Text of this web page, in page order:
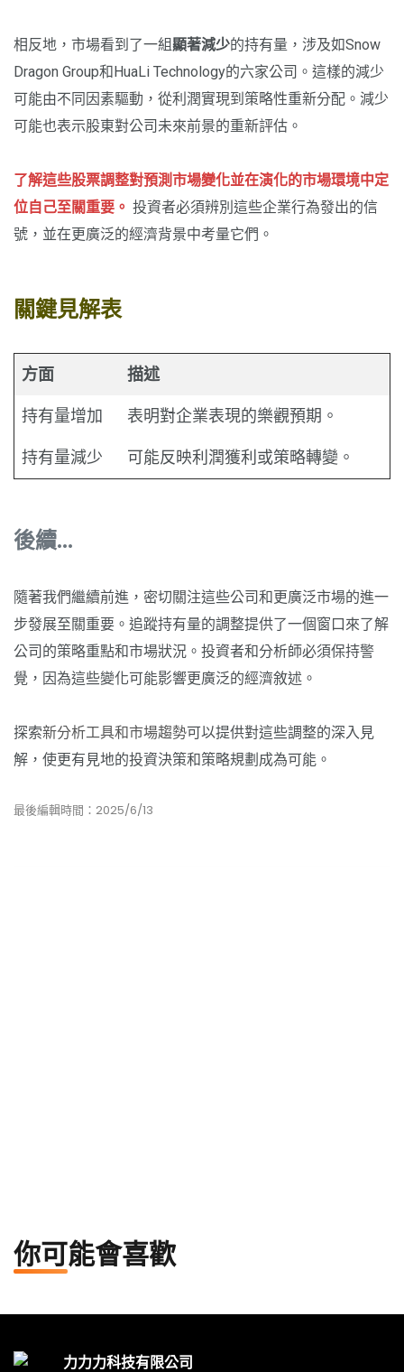
相反地，市場看到了一組顯著減少的持有量，涉及如Snow
Dragon Group和HuaLi Technology的六家公司。這樣的減少
可能由不同因素驅動，從利潤實現到策略性重新分配。減少
可能也表示股東對公司未來前景的重新評估。
了解這些股票調整對預測市場變化並在演化的市場環境中定
位自己至關重要。 投資者必須辨別這些企業行為發出的信
號，並在更廣泛的經濟背景中考量它們。
關鍵見解表
方面
描述
持有量增加
表明對企業表現的樂觀預期。
持有量減少
可能反映利潤獲利或策略轉變。
後續...
隨著我們繼續前進，密切關注這些公司和更廣泛市場的進一
步發展至關重要。追蹤持有量的調整提供了一個窗口來了解
公司的策略重點和市場狀況。投資者和分析師必須保持警
覺，因為這些變化可能影響更廣泛的經濟敘述。
探索新分析工具和市場趨勢可以提供對這些調整的深入見
解，使更有見地的投資決策和策略規劃成為可能。
最後編輯時間：2025/6/13
你可能會喜歡
力力力科技有限公司